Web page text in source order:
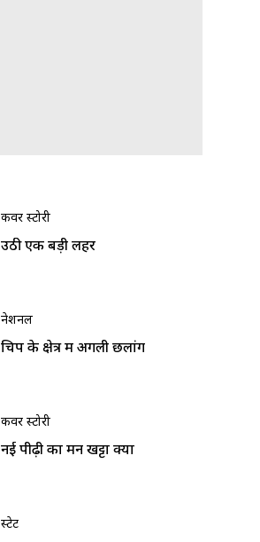
कवर स्टोरी
उठी एक बड़ी लहर
नेशनल
चिप के क्षेत्र में अगली छलांग
कवर स्टोरी
नई पीढ़ी का मन खट्टा क्यों
स्टेट